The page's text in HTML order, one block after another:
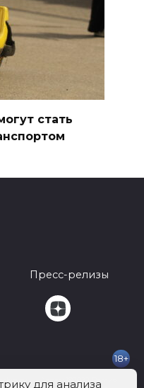
стать
Пресс-релизы
18+
для анализа